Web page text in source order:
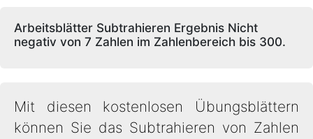
Arbeitsblätter Subtrahieren Ergebnis Nicht
negativ von 7 Zahlen im Zahlenbereich bis 300.
Mit diesen kostenlosen Übungsblättern
können Sie das Subtrahieren von Zahlen